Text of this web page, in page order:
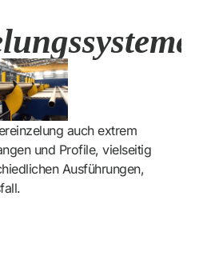
auch extrem
und Profile, vielseitig
Ausführungen,